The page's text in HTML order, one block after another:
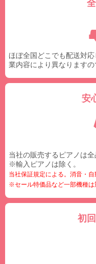
ほぼ全国どこでも配送対
業内容により異なりますの
安
当社の販売するピアノは
※輸入ピアノは除く。
当社保証規定による。消音・自
※セール特価品など一部機種は
初